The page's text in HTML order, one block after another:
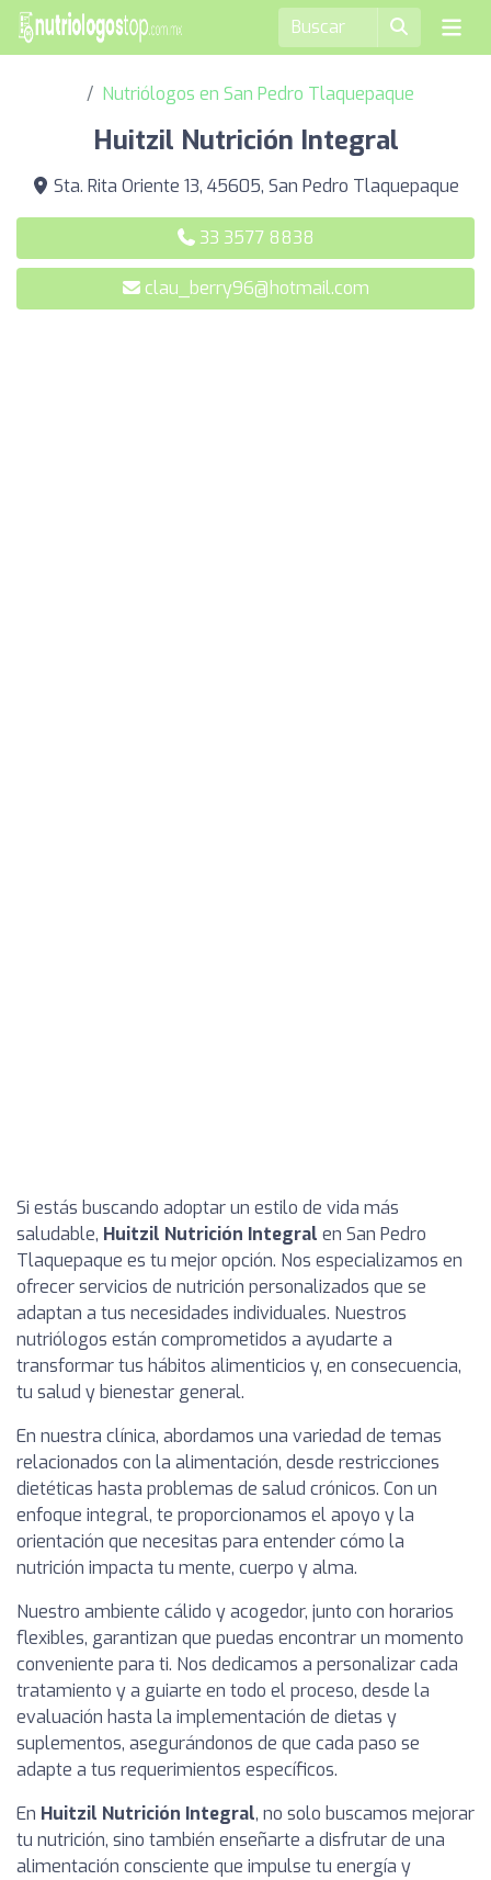
Nutriólogos en San Pedro Tlaquepaque
Huitzil Nutrición Integral
Sta. Rita Oriente 13, 45605, San Pedro Tlaquepaque
33 3577 8838
clau_berry96@hotmail.com
Si estás buscando adoptar un estilo de vida más
saludable, Huitzil Nutrición Integral en San Pedro
Tlaquepaque es tu mejor opción. Nos especializamos en
ofrecer servicios de nutrición personalizados que se
adaptan a tus necesidades individuales. Nuestros
nutriólogos están comprometidos a ayudarte a
transformar tus hábitos alimenticios y, en consecuencia,
tu salud y bienestar general.
En nuestra clínica, abordamos una variedad de temas
relacionados con la alimentación, desde restricciones
dietéticas hasta problemas de salud crónicos. Con un
enfoque integral, te proporcionamos el apoyo y la
orientación que necesitas para entender cómo la
nutrición impacta tu mente, cuerpo y alma.
Nuestro ambiente cálido y acogedor, junto con horarios
flexibles, garantizan que puedas encontrar un momento
conveniente para ti. Nos dedicamos a personalizar cada
tratamiento y a guiarte en todo el proceso, desde la
evaluación hasta la implementación de dietas y
suplementos, asegurándonos de que cada paso se
adapte a tus requerimientos específicos.
En Huitzil Nutrición Integral, no solo buscamos mejorar
tu nutrición, sino también enseñarte a disfrutar de una
alimentación consciente que impulse tu energía y